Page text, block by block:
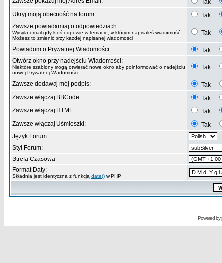
Tak
Ukryj moją obecność na forum:
Tak
Zawsze powiadamiaj o odpowiedziach:
Wysyła email gdy ktoś odpowie w temacie, w którym napisałeś wiadomość.
Możesz to zmienić przy każdej napisanej wiadomości
Tak
Powiadom o Prywatnej Wiadomości:
Tak
Otwórz okno przy nadejściu Wiadomości:
Niektóre szablony mogą otwierać nowe okno aby poinformować o nadejściu
nowej Prywatnej Wiadomości
Tak
Zawsze dodawaj mój podpis:
Tak
Zawsze włączaj BBCode:
Tak
Zawsze włączaj HTML:
Tak
Zawsze włączaj Uśmieszki:
Tak
Język Forum:
Styl Forum:
Strefa Czasowa:
Format Daty:
Składnia jest identyczna z funkcją date() w PHP
Powered by